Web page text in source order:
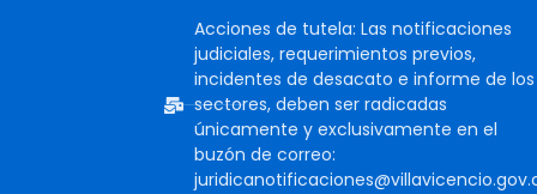
Acciones de tutela: Las notificaciones
judiciales, requerimientos previos,
incidentes de desacato e informe de los
sectores, deben ser radicadas
únicamente y exclusivamente en el
buzón de correo: